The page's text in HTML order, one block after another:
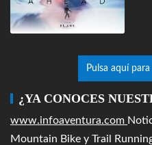
Pulsa aquí
¿YA CONOCES
www.infoaventura.com
Mountain Bike y Trail